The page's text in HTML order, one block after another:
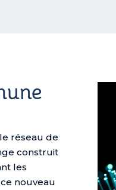
réseau de
construit
les
nouveau